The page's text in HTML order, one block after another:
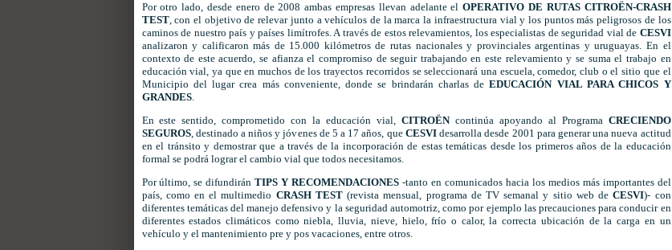
Por otro lado, desde enero de 2008 ambas empresas llevan adelante elOPERATIVO DE RUTAS CITROËN-CRASH
TEST, con el objetivo de relevar junto a vehículos de la marca la infraestructura vial y los puntos más peligrosos de los
caminos de nuestro país y países limítrofes. A través de estos relevamientos, los especialistas de seguridad vial de CESVI
analizaron y calificaron más de 15.000 kilómetros de rutas nacionales y provinciales argentinas y uruguayas. En el
contexto de este acuerdo, se afianza el compromiso de seguir trabajando en este relevamiento y se suma el trabajo en
educación vial, ya que en muchos de los trayectos recorridos se seleccionará una escuela, comedor, club o el sitio que el
Municipio del lugar crea más conveniente, donde se brindarán charlas deEDUCACIÓN VIAL PARA CHICOS Y
GRANDES.
En este sentido, comprometido con la educación vial, CITROËNcontinúa apoyando al Programa CRECIENDO
SEGUROS, destinado a niños y jóvenes de 5 a 17 años, que CESVIdesarrolla desde 2001 para generar una nueva actitud
en el tránsito y demostrar que a través de la incorporación de estas temáticas desde los primeros años de la educación
formal se podrá lograr el cambio vial que todos necesitamos.
Por último, se difundiránTIPS Y RECOMENDACIONES -tanto en comunicados hacia los medios más importantes del
país, como en el multimedio CRASH TEST(revista mensual, programa de TV semanal y sitio web deCESVI)- con
diferentes temáticas del manejo defensivo y la seguridad automotriz, como por ejemplo las precauciones para conducir en
diferentes estados climáticos como niebla, lluvia, nieve, hielo, frío o calor, la correcta ubicación de la carga en un
vehículo y el mantenimiento pre y pos vacaciones, entre otros.